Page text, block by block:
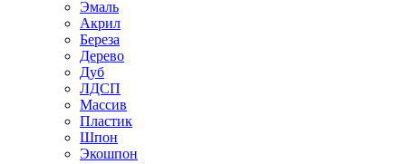
Эмаль
Акрил
Береза
Дерево
Дуб
ЛДСП
Массив
Пластик
Шпон
Экошпон